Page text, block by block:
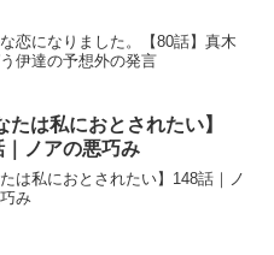
恋になりました。【80話】真木
伊達の予想外の発言
たは私におとされたい】
｜ノアの悪巧み
たは私におとされたい】148話｜ノ
み